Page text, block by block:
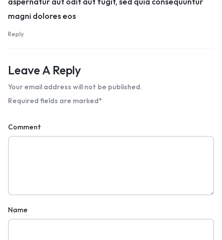
magni dolores eos
Reply
Leave A Reply
Your email address will not be published.
Required fields are marked*
Comment
Name